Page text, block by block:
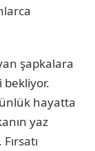
şapkalara
bekliyor.
hayatta
yaz